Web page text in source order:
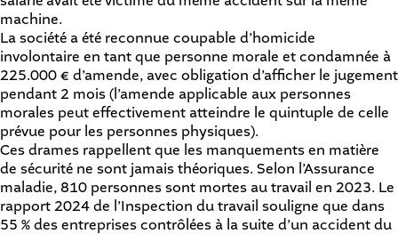
machine.
La société a été reconnue coupable d’homicide
involontaire en tant que personne morale et condamnée à
225.000 € d’amende, avec obligation d’afficher le jugement
pendant 2 mois (l’amende applicable aux personnes
morales peut effectivement atteindre le quintuple de celle
prévue pour les personnes physiques).
Ces drames rappellent que les manquements en matière
de sécurité ne sont jamais théoriques. Selon l’Assurance
maladie, 810 personnes sont mortes au travail en 2023. Le
rapport 2024 de l’Inspection du travail souligne que dans
55 % des entreprises contrôlées à la suite d’un accident du